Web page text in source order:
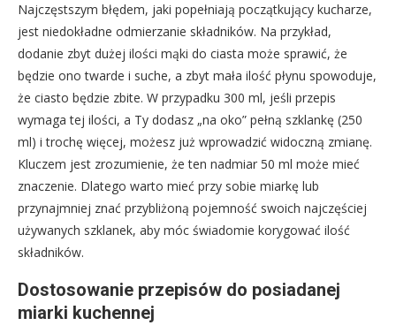
Najczęstszym błędem, jaki popełniają początkujący kucharze,
jest niedokładne odmierzanie składników. Na przykład,
dodanie zbyt dużej ilości mąki do ciasta może sprawić, że
będzie ono twarde i suche, a zbyt mała ilość płynu spowoduje,
że ciasto będzie zbite. W przypadku 300 ml, jeśli przepis
wymaga tej ilości, a Ty dodasz „na oko” pełną szklankę (250
ml) i trochę więcej, możesz już wprowadzić widoczną zmianę.
Kluczem jest zrozumienie, że ten nadmiar 50 ml może mieć
znaczenie. Dlatego warto mieć przy sobie miarkę lub
przynajmniej znać przybliżoną pojemność swoich najczęściej
używanych szklanek, aby móc świadomie korygować ilość
składników.
Dostosowanie przepisów do posiadanej
miarki kuchennej